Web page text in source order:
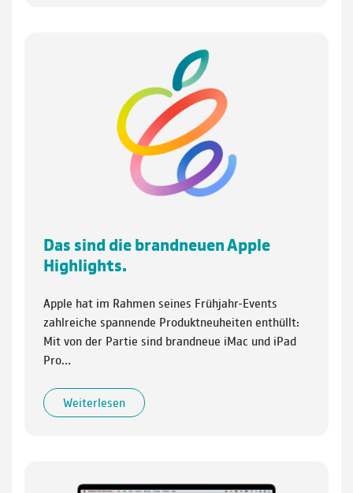
Das sind die brandneuen Apple
Highlights.
Apple hat im Rahmen seines Frühjahr-Events
zahlreiche spannende Produktneuheiten enthüllt:
Mit von der Partie sind brandneue iMac und iPad
Pro…
Weiterlesen